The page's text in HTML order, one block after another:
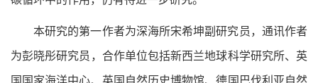
本研究的第一作者为深海所宋希坤副研究员，通讯作者
为彭晓彤研究员，合作单位包括新西兰地球科学研究所、英